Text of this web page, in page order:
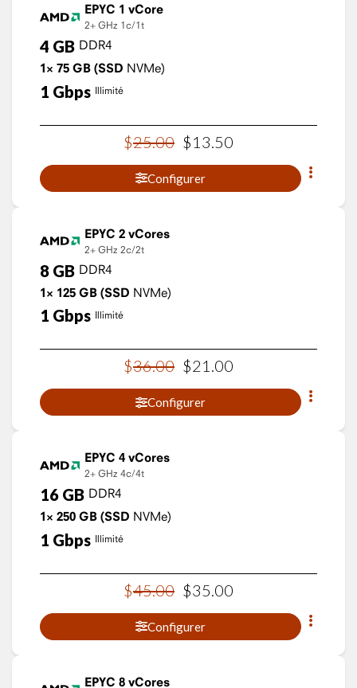
EPYC 1 vCore
2+ GHz 1c/1t
4 GB DDR4
1× 75 GB (SSD NVMe)
1 Gbps Illimité
$25.00 $13 50
Configurer
EPYC 2 vCores
2+ GHz 2c/2t
8 GB DDR4
1× 125 GB (SSD NVMe)
1 Gbps Illimité
$36.00 $21 .00
Configurer
EPYC 4 vCores
2+ GHz 4c/4t
16 GB DDR4
1× 250 GB (SSD NVMe)
1 Gbps Illimité
$45.00 $35 00
Configurer
EPYC 8 vCores